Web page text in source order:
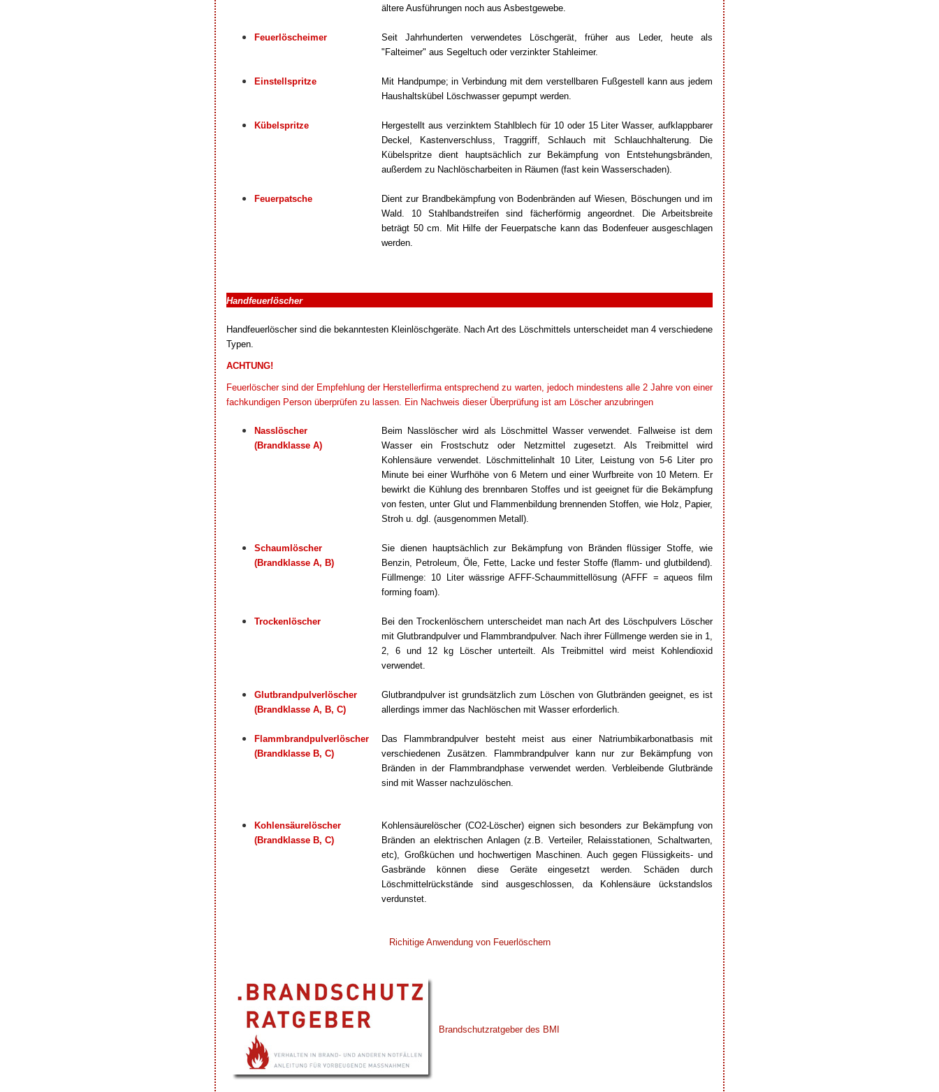
ältere Ausführungen noch aus Asbestgewebe.
Feuerlöscheimer
Seit Jahrhunderten verwendetes Löschgerät, früher aus Leder, heute als
"Falteimer" aus Segeltuch oder verzinkter Stahleimer.
Einstellspritze
Mit Handpumpe; in Verbindung mit dem verstellbaren Fußgestell kann aus jedem
Haushaltskübel Löschwasser gepumpt werden.
Kübelspritze
Hergestellt aus verzinktem Stahlblech für 10 oder 15 Liter Wasser, aufklappbarer
Deckel, Kastenverschluss, Traggriff, Schlauch mit Schlauchhalterung. Die
Kübelspritze dient hauptsächlich zur Bekämpfung von Entstehungsbränden,
außerdem zu Nachlöscharbeiten in Räumen (fast kein Wasserschaden).
Feuerpatsche
Dient zur Brandbekämpfung von Bodenbränden auf Wiesen, Böschungen und im
Wald. 10 Stahlbandstreifen sind fächerförmig angeordnet. Die Arbeitsbreite
beträgt 50 cm. Mit Hilfe der Feuerpatsche kann das Bodenfeuer ausgeschlagen
werden.
Handfeuerlöscher
Handfeuerlöscher sind die bekanntesten Kleinlöschgeräte. Nach Art des Löschmittels unterscheidet man 4 verschiedene
Typen.
ACHTUNG!
Feuerlöscher sind der Empfehlung der Herstellerfirma entsprechend zu warten, jedoch mindestens alle 2 Jahre von einer
fachkundigen Person überprüfen zu lassen. Ein Nachweis dieser Überprüfung ist am Löscher anzubringen
Nasslöscher
(Brandklasse A)
Beim Nasslöscher wird als Löschmittel Wasser verwendet. Fallweise ist dem
Wasser ein Frostschutz oder Netzmittel zugesetzt. Als Treibmittel wird
Kohlensäure verwendet. Löschmittelinhalt 10 Liter, Leistung von 5-6 Liter pro
Minute bei einer Wurfhöhe von 6 Metern und einer Wurfbreite von 10 Metern. Er
bewirkt die Kühlung des brennbaren Stoffes und ist geeignet für die Bekämpfung
von festen, unter Glut und Flammenbildung brennenden Stoffen, wie Holz, Papier,
Stroh u. dgl. (ausgenommen Metall).
Schaumlöscher
(Brandklasse A, B)
Sie dienen hauptsächlich zur Bekämpfung von Bränden flüssiger Stoffe, wie
Benzin, Petroleum, Öle, Fette, Lacke und fester Stoffe (flamm- und glutbildend).
Füllmenge: 10 Liter wässrige AFFF-Schaummittellösung (AFFF = aqueos film
forming foam).
Trockenlöscher
Bei den Trockenlöschern unterscheidet man nach Art des Löschpulvers Löscher
mit Glutbrandpulver und Flammbrandpulver. Nach ihrer Füllmenge werden sie in 1,
2, 6 und 12 kg Löscher unterteilt. Als Treibmittel wird meist Kohlendioxid
verwendet.
Glutbrandpulverlöscher
(Brandklasse A, B, C)
Glutbrandpulver ist grundsätzlich zum Löschen von Glutbränden geeignet, es ist
allerdings immer das Nachlöschen mit Wasser erforderlich.
Flammbrandpulverlöscher
(Brandklasse B, C)
Das Flammbrandpulver besteht meist aus einer Natriumbikarbonatbasis mit
verschiedenen Zusätzen. Flammbrandpulver kann nur zur Bekämpfung von
Bränden in der Flammbrandphase verwendet werden. Verbleibende Glutbrände
sind mit Wasser nachzulöschen.
Kohlensäurelöscher
(Brandklasse B, C)
Kohlensäurelöscher (CO2-Löscher) eignen sich besonders zur Bekämpfung von
Bränden an elektrischen Anlagen (z.B. Verteiler, Relaisstationen, Schaltwarten,
etc), Großküchen und hochwertigen Maschinen. Auch gegen Flüssigkeits- und
Gasbrände können diese Geräte eingesetzt werden. Schäden durch
Löschmittelrückstände sind ausgeschlossen, da Kohlensäure ückstandslos
verdunstet.
Richitige Anwendung von Feuerlöschern
Brandschutzratgeber des BMI